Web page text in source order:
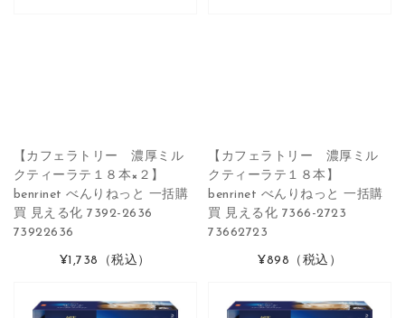
【カフェラトリー 濃厚ミル
クティーラテ１８本×２】
benrinet べんりねっと 一括購
買 見える化 7392-2636
73922636
¥1,738 （税込）
【カフェラトリー 濃厚ミル
クティーラテ１８本】
benrinet べんりねっと 一括購
買 見える化 7366-2723
73662723
¥898 （税込）